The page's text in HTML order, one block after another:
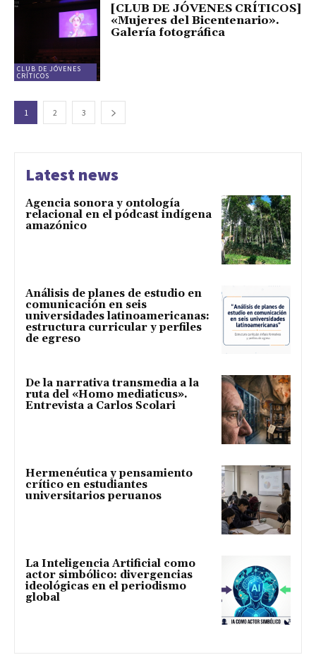
CLUB DE JÓVENES
CRÍTICOS
[CLUB DE JÓVENES CRÍTICOS]
«Mujeres del Bicentenario».
Galería fotográfica
1 2 3
Latest news
Agencia sonora y ontología
relacional en el pódcast indígena
amazónico
Análisis de planes de estudio en
comunicación en seis
universidades latinoamericanas:
estructura curricular y perfiles
de egreso
De la narrativa transmedia a la
ruta del «Homo mediaticus».
Entrevista a Carlos Scolari
Hermenéutica y pensamiento
crítico en estudiantes
universitarios peruanos
La Inteligencia Artificial como
actor simbólico: divergencias
ideológicas en el periodismo
global